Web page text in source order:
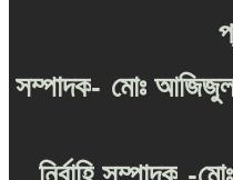
সম্পাদক- মোঃ